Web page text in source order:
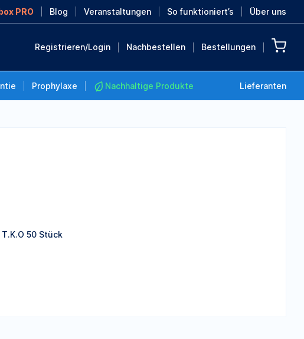
PRO Blog Veranstaltungen So funktioniert’s Über uns
Registrieren/Login Nachbestellen Bestellungen
Prophylaxe Nachhaltige Produkte Lieferanten
50 Stück